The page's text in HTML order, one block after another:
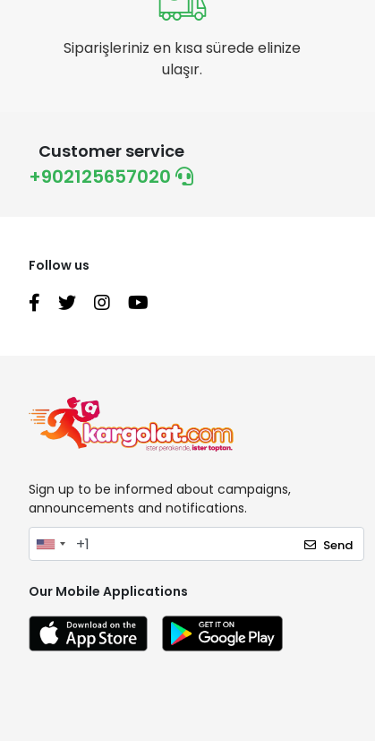
Siparişleriniz en kısa sürede elinize
ulaşır.
Customer service
+902125657020
Follow us
Sign up to be informed about campaigns,
announcements and notifications.
Send
Our Mobile Applications